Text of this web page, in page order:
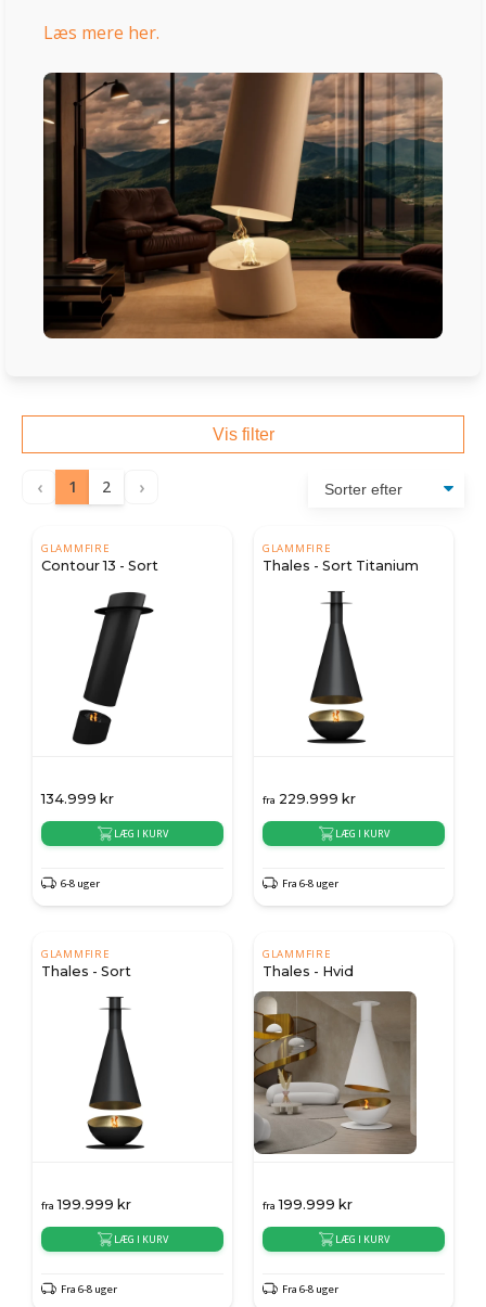
Læs mere her.
Vis filter
‹ 1 2 ›
GLAMMFIRE
Contour 13 - Sort
134.999 kr
LÆG I KURV
6-8 uger
GLAMMFIRE
Thales - Sort Titanium
fra 229.999 kr
LÆG I KURV
Fra 6-8 uger
GLAMMFIRE
Thales - Sort
fra 199.999 kr
LÆG I KURV
Fra 6-8 uger
GLAMMFIRE
Thales - Hvid
fra 199.999 kr
LÆG I KURV
Fra 6-8 uger